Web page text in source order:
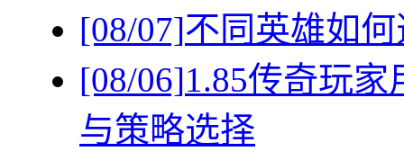
[08/07]不同英雄如
[08/06]1.85传奇玩
与策略选择